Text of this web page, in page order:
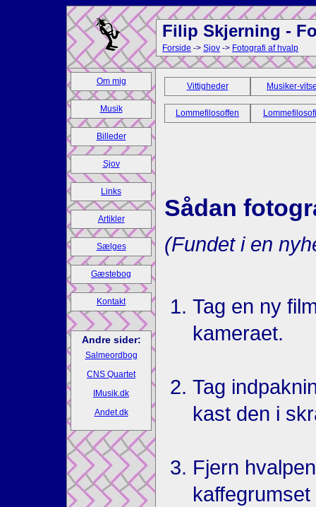
Filip Skjerning -
Forside -> Sjov -> Fotografi af hvalp
Om mig
Musik
Billeder
Sjov
Links
Artikler
Sælges
Gæstebog
Kontakt
Andre sider:
Salmeordbog
CNS Quartet
IMusik.dk
Andet.dk
Vittigheder Musiker-
Lommefilosoffen
Sådan
(Fundet i en
Tag en ny
kameraet.
Tag
kast den i
Fjern